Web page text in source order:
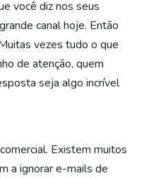
você diz nos seus
canal hoje. Então
vezes tudo o que
de atenção, quem
seja algo incrível
Existem muitos
a ignorar e-mails de